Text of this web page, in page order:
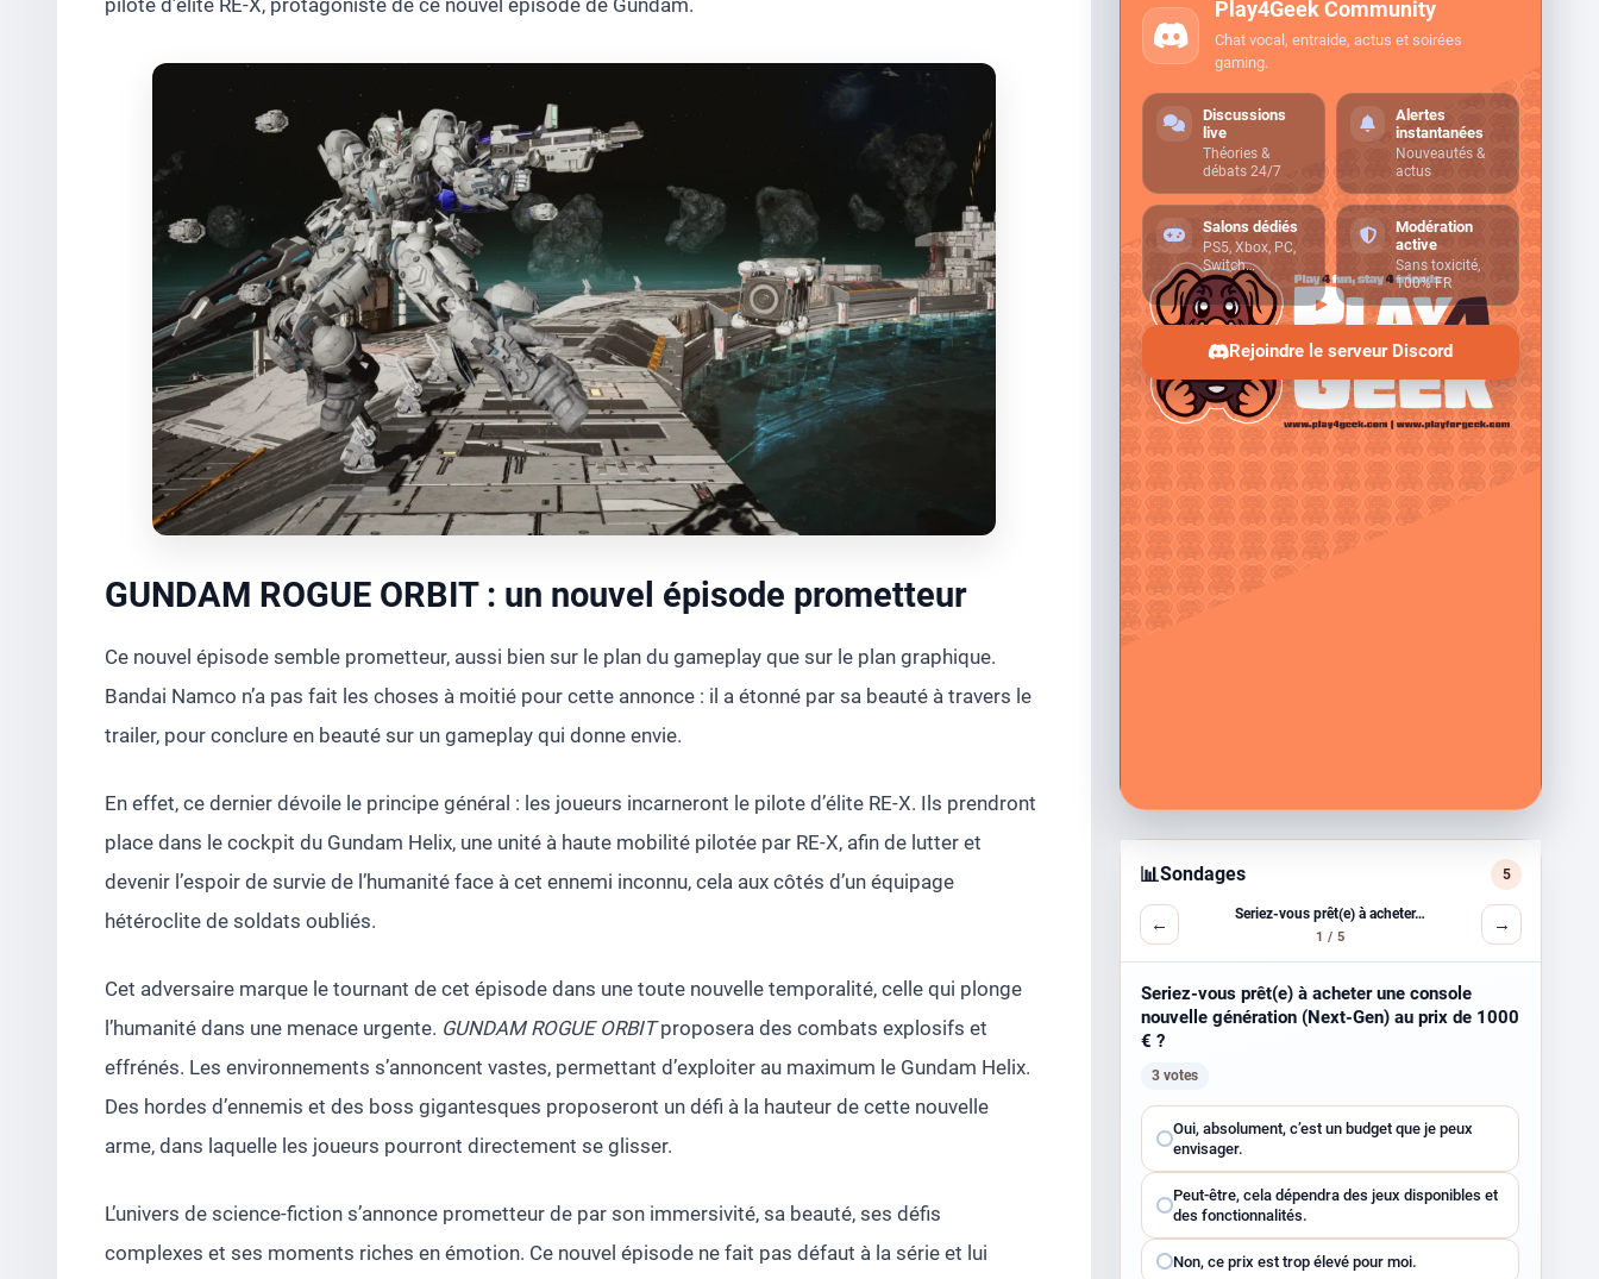
GUNDAM ROGUE ORBIT : un nouvel épisode prometteur
Ce nouvel épisode semble prometteur, aussi bien sur le plan du gameplay que sur le plan graphique.
Bandai Namco n’a pas fait les choses à moitié pour cette annonce : il a étonné par sa beauté à travers le
trailer, pour conclure en beauté sur un gameplay qui donne envie.
En effet, ce dernier dévoile le principe général : les joueurs incarneront le pilote d’élite RE-X. Ils prendront
place dans le cockpit du Gundam Helix, une unité à haute mobilité pilotée par RE-X, afin de lutter et
devenir l’espoir de survie de l’humanité face à cet ennemi inconnu, cela aux côtés d’un équipage
hétéroclite de soldats oubliés.
Cet adversaire marque le tournant de cet épisode dans une toute nouvelle temporalité, celle qui plonge
l’humanité dans une menace urgente. GUNDAM ROGUE ORBITproposera des combats explosifs et
effrénés. Les environnements s’annoncent vastes, permettant d’exploiter au maximum le Gundam Helix.
Des hordes d’ennemis et des boss gigantesques proposeront un défi à la hauteur de cette nouvelle
arme, dans laquelle les joueurs pourront directement se glisser.
L’univers de science-fiction s’annonce prometteur de par son immersivité, sa beauté, ses défis
complexes et ses moments riches en émotion. Ce nouvel épisode ne fait pas défaut à la série et lui
Play4Geek Community
Chat vocal, entraide, actus et soirées
gaming.
Discussions
live
Théories &
débats 24/7
Alertes
instantanées
Nouveautés &
actus
Salons dédiés
PS5, Xbox, PC,
Switch…
Modération
active
Sans toxicité,
100% FR
Rejoindre le serveur Discord
📊Sondages 5
←
Seriez-vous prêt(e) à acheter…
1 / 5
→
Seriez-vous prêt(e) à acheter une console
nouvelle génération (Next-Gen) au prix de 1000
€ ?
3 votes
Choisissez
une
réponse
Oui, absolument, c’est un budget que je peux
envisager.
Peut-être, cela dépendra des jeux disponibles et
des fonctionnalités.
Non, ce prix est trop élevé pour moi.